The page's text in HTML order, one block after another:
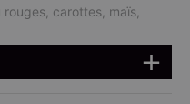
carottes, maïs,